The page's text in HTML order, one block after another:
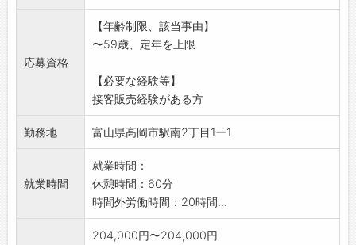
子の魅力をお客様に
お伝えすることがお仕事です。
変更範囲:会社の定める業務
応募資格
【年齢制限、該当事由】
〜59歳、定年を上限
【必要な経験等】
接客販売経験がある方
勤務地 富山県高岡市駅南2丁目1ー1
就業時間
就業時間：
休憩時間：60分
時間外労働時間：20時間...
204,000円〜204,000円